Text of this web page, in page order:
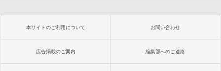
本サイトのご利用について お問い合わせ
広告掲載のご案内 編集部へのご連絡